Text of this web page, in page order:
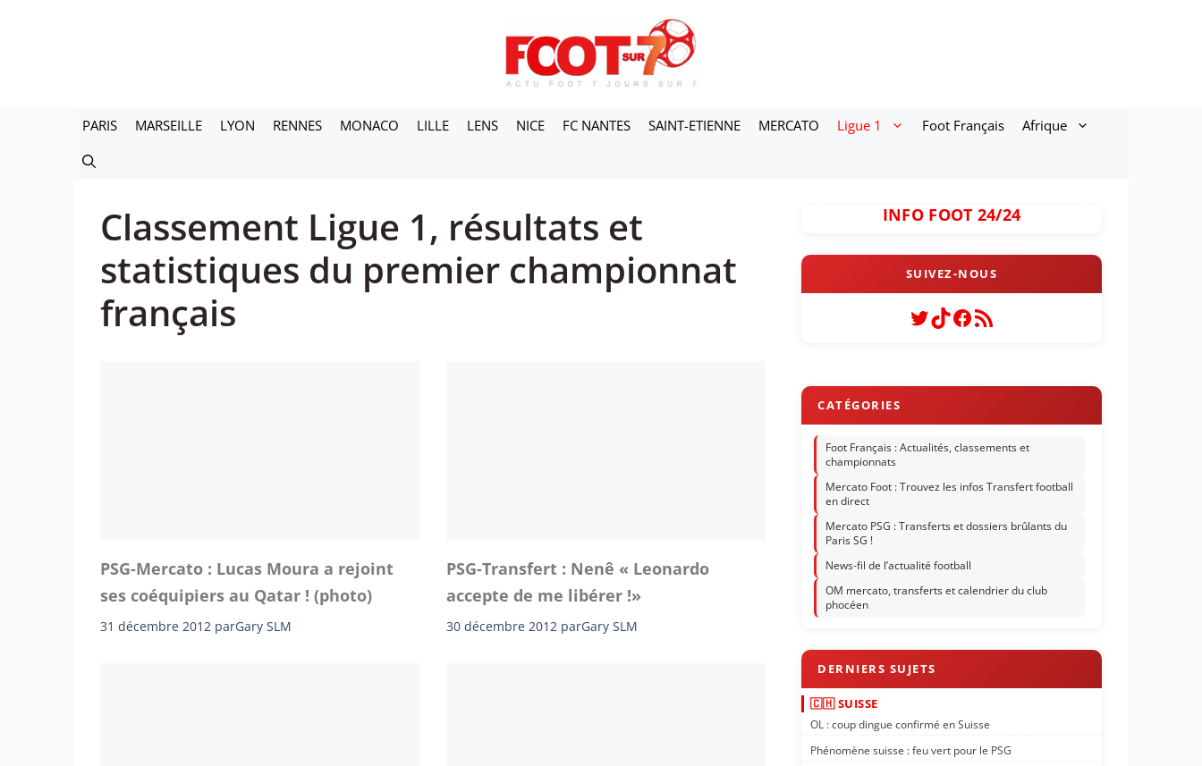
PARIS MARSEILLE LYON RENNES MONACO LILLE LENS NICE FC NANTES SAINT-ETIENNE MERCATO Ligue 1 Foot Français Afrique
Classement Ligue 1, résultats et
statistiques du premier championnat
français
PSG-Mercato : Lucas Moura a rejoint
ses coéquipiers au Qatar ! (photo)
31 décembre 2012 parGary SLM
PSG-Transfert : Nenê « Leonardo
accepte de me libérer !»
30 décembre 2012 parGary SLM
INFO FOOT 24/24
Twitter
TikTok
Facebook
Flux RSS
Foot Français : Actualités, classements et
championnats
Mercato Foot : Trouvez les infos Transfert football
en direct
Mercato PSG : Transferts et dossiers brûlants du
Paris SG !
News-fil de l’actualité football
OM mercato, transferts et calendrier du club
phocéen
🇨🇭 SUISSE
OL : coup dingue confirmé en Suisse
Phénomène suisse : feu vert pour le PSG